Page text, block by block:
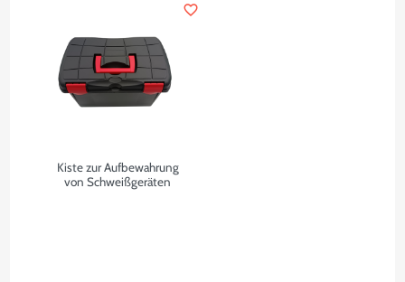
Kiste zur Aufbewahrung
von Schweißgeräten
favorite_border